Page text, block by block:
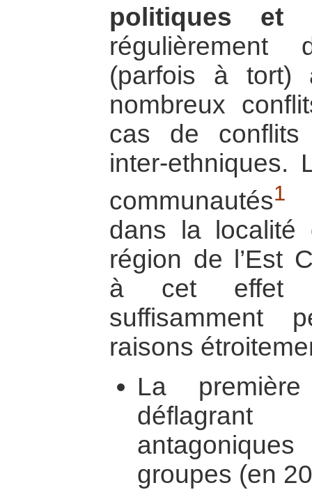
politiques et
(parfois à tort)
nombreux
cas de conflits
inter-ethniques.
communautés1
dans la localité
région de l’Est
à cet effet
suffisamment
raisons
La
déflagrant
groupes (en